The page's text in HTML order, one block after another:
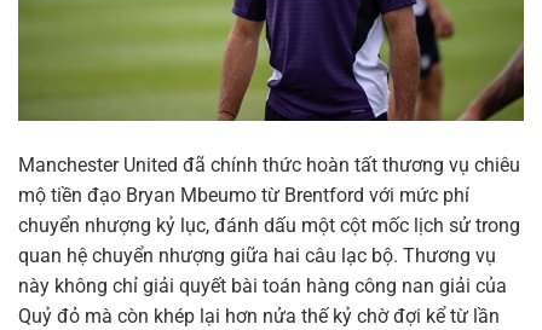
Manchester United đã chính thức hoàn tất thương vụ chiêu
mộ tiền đạo Bryan Mbeumo từ Brentford với mức phí
chuyển nhượng kỷ lục, đánh dấu một cột mốc lịch sử trong
quan hệ chuyển nhượng giữa hai câu lạc bộ. Thương vụ
này không chỉ giải quyết bài toán hàng công nan giải của
Quỷ đỏ mà còn khép lại hơn nửa thế kỷ chờ đợi kể từ lần